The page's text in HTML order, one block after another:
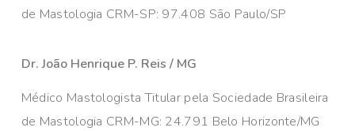
de Mastologia CRM-SP: 97.408 São Paulo/SP
Dr. João Henrique P. Reis / MG
Médico Mastologista Titular pela Sociedade Brasileira
de Mastologia CRM-MG: 24.791 Belo Horizonte/MG